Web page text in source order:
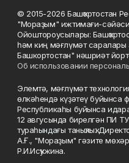
© 2015-2026 Башҡортостан
"Мораҙым" ижтимағи-
Ойоштороусылары:
һәм киң мәғлүмәт саралары
Башкортостан" нәшриәт
Об использовании
Элемтә, мәғлүмәт
өлкәһендә күҙәтеү буйынса
Республикаһы буйынса
12 авгусында бирелгән ПИ
тураһындағы таныҡлыҡ.
А.Ғ., "Мораҙым" гәзите
Р.И.Исҡужина.